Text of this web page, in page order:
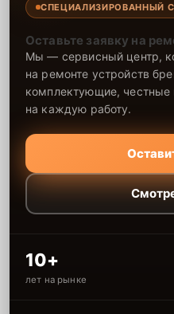
СПЕЦИАЛИЗИРОВАННЫЙ
Оставьте заявку на
Мы — сервисный центр,
на ремонте устройств
комплектующие, честные
на каждую работу.
10+
лет на рынке